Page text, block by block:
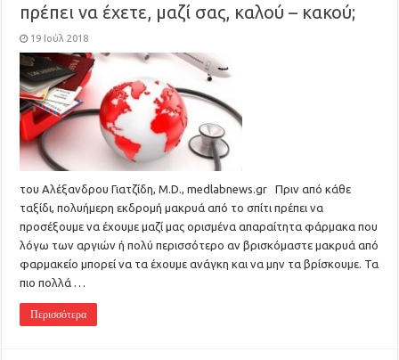
πρέπει να έχετε, μαζί σας, καλού – κακού;
19 Ιούλ 2018
του Αλέξανδρου Γιατζίδη, M.D., medlabnews.gr Πριν από κάθε
ταξίδι, πολυήμερη εκδρομή μακρυά από το σπίτι πρέπει να
προσέξουμε να έχουμε μαζί μας ορισμένα απαραίτητα φάρμακα που
λόγω των αργιών ή πολύ περισσότερο αν βρισκόμαστε μακρυά από
φαρμακείο μπορεί να τα έχουμε ανάγκη και να μην τα βρίσκουμε. Τα
πιο πολλά …
Περισσότερα